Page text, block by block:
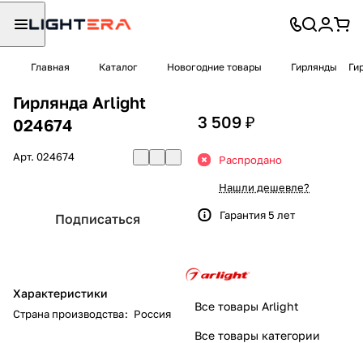
Главная Каталог Новогодние товары Гирлянды
Гирлянда Arlight
024674
Арт. 024674
Подписаться
Характеристики
Страна производства: Россия
3 509 ₽
Распродано
Нашли дешевле?
Гарантия 5 лет
Все товары Arlight
Все товары категории